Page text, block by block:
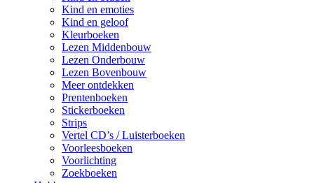
Kind en emoties
Kind en geloof
Kleurboeken
Lezen Middenbouw
Lezen Onderbouw
Lezen Bovenbouw
Meer ontdekken
Prentenboeken
Stickerboeken
Strips
Vertel CD’s / Luisterboeken
Voorleesboeken
Voorlichting
Zoekboeken